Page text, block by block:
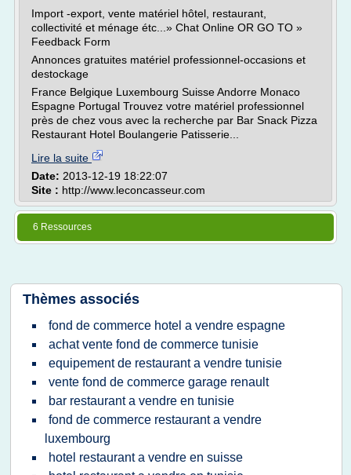
Import -export, vente matériel hôtel, restaurant,
collectivité et ménage étc...» Chat Online OR GO TO »
Feedback Form
Annonces gratuites matériel professionnel-occasions et
destockage
France Belgique Luxembourg Suisse Andorre Monaco
Espagne Portugal Trouvez votre matériel professionnel
près de chez vous avec la recherche par Bar Snack Pizza
Restaurant Hotel Boulangerie Patisserie...
Lire la suite
Date: 2013-12-19 18:22:07
Site : http://www.leconcasseur.com
6 Ressources
Thèmes associés
fond de commerce hotel a vendre espagne
achat vente fond de commerce tunisie
equipement de restaurant a vendre tunisie
vente fond de commerce garage renault
bar restaurant a vendre en tunisie
fond de commerce restaurant a vendre
luxembourg
hotel restaurant a vendre en suisse